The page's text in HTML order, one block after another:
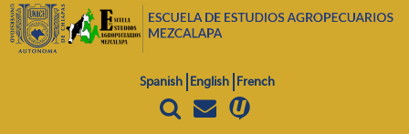
Spanish English French